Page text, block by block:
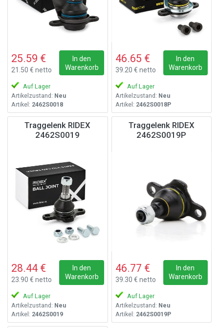
25.59 €
21.50 € netto
In den
Warenkorb
Auf Lager
Artikelzustand: Neu
Artikel: 2462S0018
46.65 €
39.20 € netto
In den
Warenkorb
Auf Lager
Artikelzustand: Neu
Artikel: 2462S0018P
Traggelenk RIDEX
2462S0019
28.44 €
23.90 € netto
In den
Warenkorb
Auf Lager
Artikelzustand: Neu
Artikel: 2462S0019
Traggelenk RIDEX
2462S0019P
46.77 €
39.30 € netto
In den
Warenkorb
Auf Lager
Artikelzustand: Neu
Artikel: 2462S0019P